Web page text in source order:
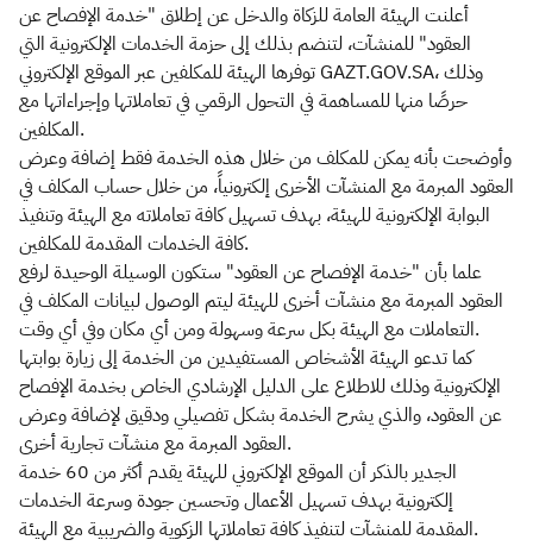
أعلنت الهيئة العامة للزكاة والدخل عن إطلاق "خدمة الإفصاح عن
العقود" للمنشآت، لتنضم بذلك إلى حزمة الخدمات الإلكترونية التي
توفرها الهيئة للمكلفين عبر الموقع الإلكتروني GAZT.GOV.SA، وذلك
حرصًا منها للمساهمة في التحول الرقمي في تعاملاتها وإجراءاتها مع
المكلفين.
وأوضحت بأنه يمكن للمكلف من خلال هذه الخدمة فقط إضافة وعرض
العقود المبرمة مع المنشآت الأخرى إلكترونياً، من خلال حساب المكلف في
البوابة الإلكترونية للهيئة، بهدف تسهيل كافة تعاملاته مع الهيئة وتنفيذ
كافة الخدمات المقدمة للمكلفين.
علما بأن "خدمة الإفصاح عن العقود" ستكون الوسيلة الوحيدة لرفع
العقود المبرمة مع منشآت أخرى للهيئة ليتم الوصول لبيانات المكلف في
التعاملات مع الهيئة بكل سرعة وسهولة ومن أي مكان وفي أي وقت.
كما تدعو الهيئة الأشخاص المستفيدين من الخدمة إلى زيارة بوابتها
الإلكترونية وذلك للاطلاع على الدليل الإرشادي الخاص بخدمة الإفصاح
عن العقود، والذي يشرح الخدمة بشكل تفصيلي ودقيق لإضافة وعرض
العقود المبرمة مع منشآت تجارية أخرى.
الجدير بالذكر أن الموقع الإلكتروني للهيئة يقدم أكثر من 60 خدمة
إلكترونية بهدف تسهيل الأعمال وتحسين جودة وسرعة الخدمات
المقدمة للمنشآت لتنفيذ كافة تعاملاتها الزكوية والضريبية مع الهيئة.